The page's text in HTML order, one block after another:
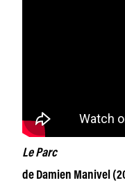
Le Parc
de Damien Manivel